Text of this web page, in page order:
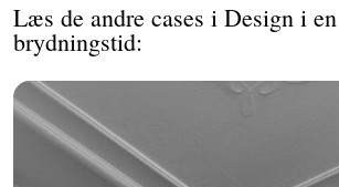
Læs de andre cases i Design i en
brydningstid: